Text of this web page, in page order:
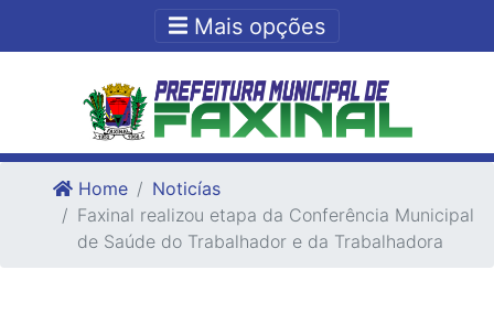
Ir para o fim do conteudo
Mais opções
Home
Noticías
Faxinal realizou etapa da Conferência Municipal
de Saúde do Trabalhador e da Trabalhadora